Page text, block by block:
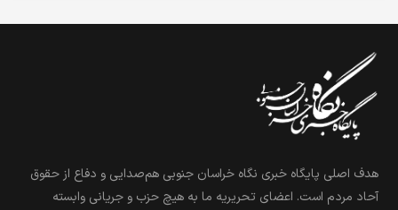
هدف اصلی پایگاه خبری نگاه خراسان جنوبی هم‌صدایی و دفاع از حقوق
آحاد مردم است. اعضای تحریریه ما به هیچ حزب و جریانی وابسته